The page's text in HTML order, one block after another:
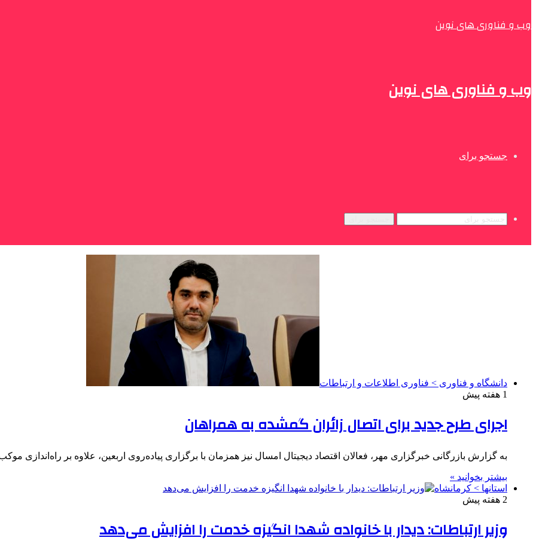
وب و فناوری های نوین
وب و فناوری های نوین
جستجو برای
دانشگاه و فناوری > فناوری اطلاعات و ارتباطات
1 هفته پیش
اجرای طرح جدید برای اتصال زائران گمشده به همراهان
به گزارش بازرگانی خبرگزاری مهر، فعالان اقتصاد دیجیتال امسال نیز همزمان با برگزاری پیاده‌روی اربعین، علاوه بر راه‌اندازی
بیشتر بخوانید »
استانها > کرمانشاه
2 هفته پیش
وزیر ارتباطات: دیدار با خانواده شهدا انگیزه خدمت را افزایش می‌دهد